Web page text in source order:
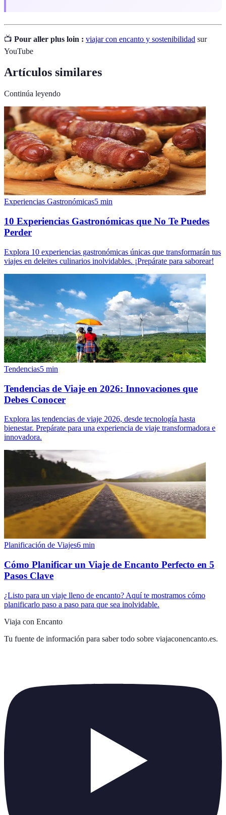
📺 Pour aller plus loin : viajar con encanto y sostenibilidad sur
YouTube
Artículos similares
Continúa leyendo
Experiencias Gastronómicas5 min
10 Experiencias Gastronómicas que No Te Puedes
Perder
Explora 10 experiencias gastronómicas únicas que transformarán tus
viajes en deleites culinarios inolvidables. ¡Prepárate para saborear!
Tendencias5 min
Tendencias de Viaje en 2026: Innovaciones que
Debes Conocer
Explora las tendencias de viaje 2026, desde tecnología hasta
bienestar. Prepárate para una experiencia de viaje transformadora e
innovadora.
Planificación de Viajes6 min
Cómo Planificar un Viaje de Encanto Perfecto en 5
Pasos Clave
¿Listo para un viaje lleno de encanto? Aquí te mostramos cómo
planificarlo paso a paso para que sea inolvidable.
Viaja con Encanto
Tu fuente de información para saber todo sobre viajaconencanto.es.